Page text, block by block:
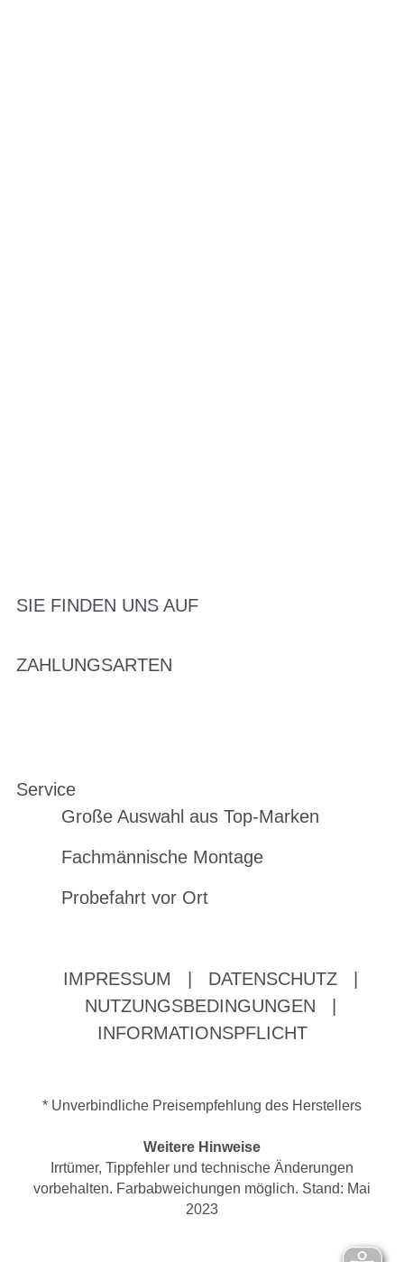
SIE FINDEN UNS AUF
ZAHLUNGSARTEN
Service
Große Auswahl aus Top-Marken
Fachmännische Montage
Probefahrt vor Ort
IMPRESSUM DATENSCHUTZ
NUTZUNGSBEDINGUNGEN
INFORMATIONSPFLICHT
* Unverbindliche Preisempfehlung des Herstellers
Weitere Hinweise
Irrtümer, Tippfehler und technische Änderungen
vorbehalten. Farbabweichungen möglich. Stand: Mai
2023